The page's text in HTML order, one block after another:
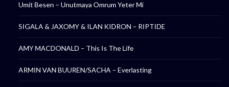
Umit Besen – Unutmaya Omrum Yeter Mi
SIGALA & JAXOMY & ILAN KIDRON – RIPTIDE
AMY MACDONALD – This Is The Life
ARMIN VAN BUUREN/SACHA – Everlasting